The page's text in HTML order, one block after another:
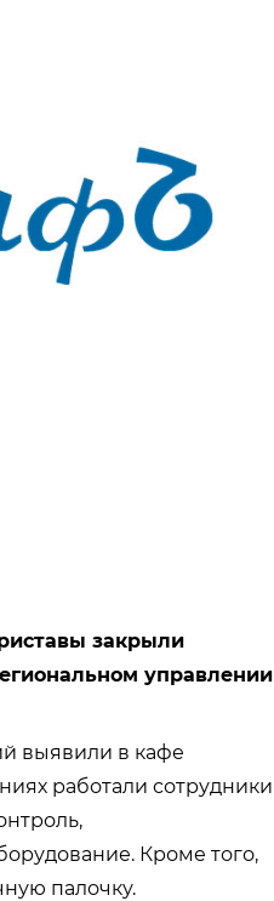
закрыли
управлении
выявили в кафе
работали сотрудники
Кроме того,
палочку.